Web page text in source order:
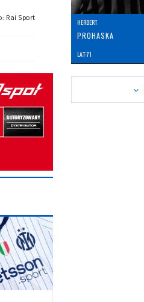
Rai Sport HERBERT
PROHASKA
LAT: 71